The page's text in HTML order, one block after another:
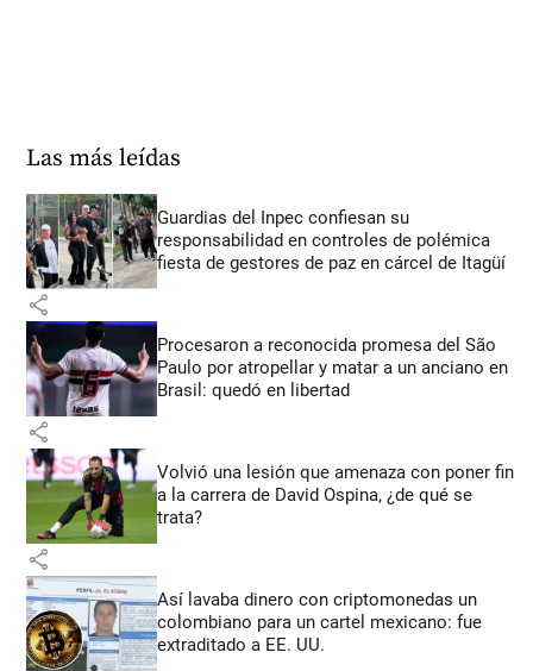
Las más leídas
Guardias del Inpec confiesan su
responsabilidad en controles de polémica
fiesta de gestores de paz en cárcel de Itagüí
share
Procesaron a reconocida promesa del São
Paulo por atropellar y matar a un anciano en
Brasil: quedó en libertad
share
Volvió una lesión que amenaza con poner fin
a la carrera de David Ospina, ¿de qué se
trata?
share
Así lavaba dinero con criptomonedas un
colombiano para un cartel mexicano: fue
extraditado a EE. UU.